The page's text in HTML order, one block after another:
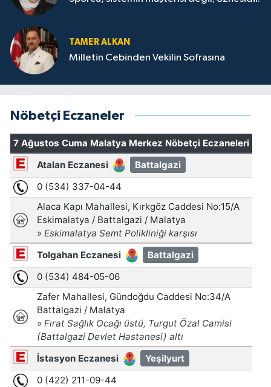
TAMER ALKAN
Milletin Cebinden Vekilin Sofrasına
Nöbetçi Eczaneler